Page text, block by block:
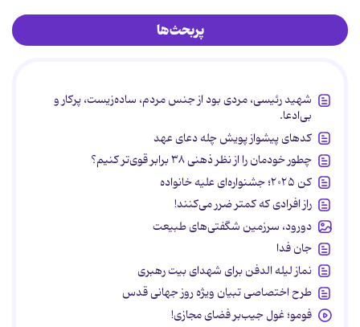
پربحث‌ها
شهید رئیسی، مردی بود از جنس مردم، ساده‌زیست، پرکار و
بی‌ادعا.
کدهای پیشواز پویش چله دعای عهد
چطور خودمان را از نظر ذهنی ۳۸ برابر قوی‌تر کنیم؟
کن ۲۰۲۵؛ جشنواره‌ای علیه خانواده
راز افرادی که کمتر ضرر می‌کنند!
دورود، سرزمین شگفتی‌های طبیعت
جان فدا
نماز لیله الدفن برای شهدای بیت رهبری
طرح اختصاصی تبیان ویژه روز جهانی قدس
فومو؛ غول جیب‌بر فضای مجازی!